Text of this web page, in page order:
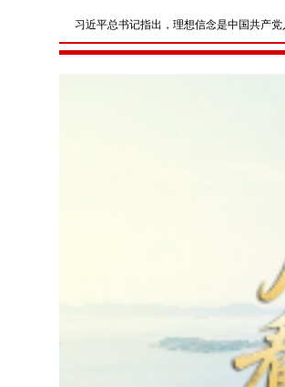
习近平总书记指出，理想信念是中国共产